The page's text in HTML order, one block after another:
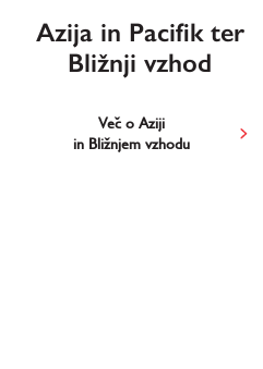
Azija in Pacifik ter
Bližnji vzhod
Več o Aziji
in Bližnjem vzhodu